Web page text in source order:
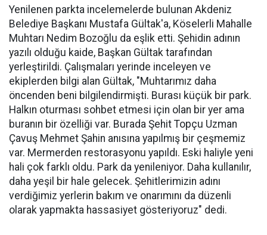
Yenilenen parkta incelemelerde bulunan Akdeniz
Belediye Başkanı Mustafa Gültak'a, Köselerli Mahalle
Muhtarı Nedim Bozoğlu da eşlik etti. Şehidin adının
yazılı olduğu kaide, Başkan Gültak tarafından
yerleştirildi. Çalışmaları yerinde inceleyen ve
ekiplerden bilgi alan Gültak, "Muhtarımız daha
öncenden beni bilgilendirmişti. Burası küçük bir park.
Halkın oturması sohbet etmesi için olan bir yer ama
buranın bir özelliği var. Burada Şehit Topçu Uzman
Çavuş Mehmet Şahin anısına yapılmış bir çeşmemiz
var. Mermerden restorasyonu yapıldı. Eski haliyle yeni
hali çok farklı oldu. Park da yenileniyor. Daha kullanılır,
daha yeşil bir hale gelecek. Şehitlerimizin adını
verdiğimiz yerlerin bakım ve onarımını da düzenli
olarak yapmakta hassasiyet gösteriyoruz" dedi.